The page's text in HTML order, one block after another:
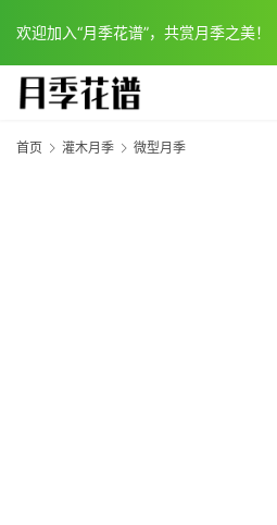
欢迎加入“月季花谱”，共赏月季之美！
首页 灌木月季 微型月季